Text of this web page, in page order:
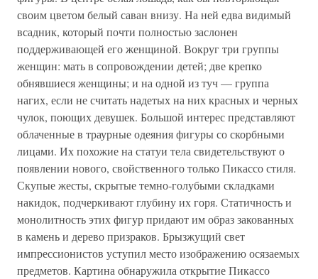
своим цветом белый саван внизу. На ней едва видимый
всадник, который почти полностью заслонен
поддерживающей его женщиной. Вокруг три группы
женщин: мать в сопровождении детей; две крепко
обнявшиеся женщины; и на одной из туч — группа
нагих, если не считать надетых на них красных и черных
чулок, поющих девушек. Большой интерес представляют
облаченные в траурные одеяния фигуры со скорбными
лицами. Их похожие на статуи тела свидетельствуют о
появлении нового, свойственного только Пикассо стиля.
Скупые жесты, скрытые темно-голубыми складками
накидок, подчеркивают глубину их горя. Статичность и
монолитность этих фигур придают им образ закованных
в камень и дерево призраков. Брызжущий свет
импрессионистов уступил место изображению осязаемых
предметов. Картина обнаружила открытие Пикассо